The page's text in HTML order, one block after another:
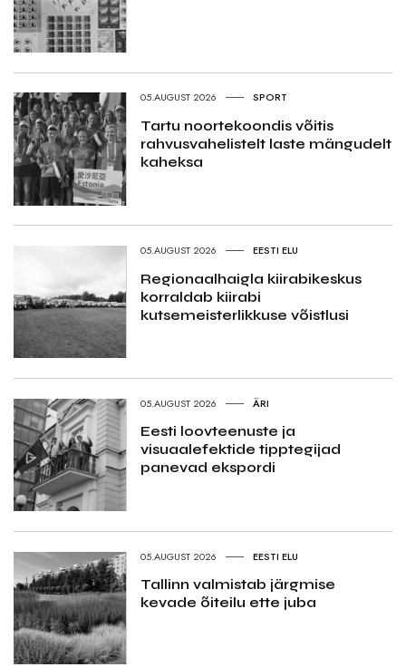
05.AUGUST 2026 SPORT
Tartu noortekoondis võitis
rahvusvahelistelt laste mängudelt
kaheksa
05.AUGUST 2026 EESTI ELU
Regionaalhaigla kiirabikeskus
korraldab kiirabi
kutsemeisterlikkuse võistlusi
05.AUGUST 2026 ÄRI
Eesti loovteenuste ja
visuaalefektide tipptegijad
panevad ekspordi
05.AUGUST 2026 EESTI ELU
Tallinn valmistab järgmise
kevade õiteilu ette juba